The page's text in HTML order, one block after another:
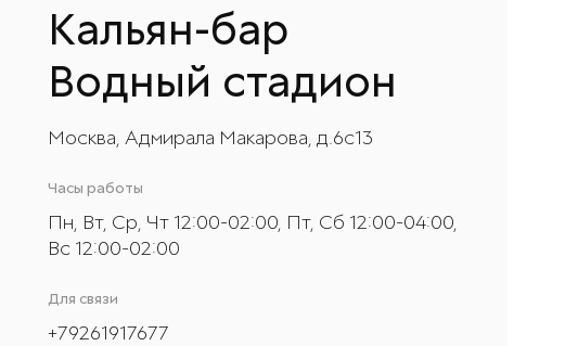
Кальян-бар
Водный стадион
Москва, Адмирала Макарова, д.6с13
Часы работы
Пн, Вт, Ср, Чт 12:00-02:00, Пт, Сб 12:00-04:00,
Вс 12:00-02:00
Для связи
+79261917677